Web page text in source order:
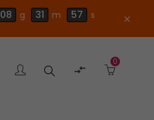
08 g 31 m 55 s close
Szukaj 
0